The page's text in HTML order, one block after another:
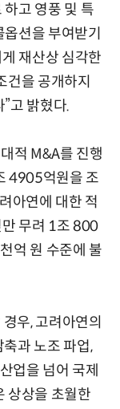
고 영풍 및 특
션을 부여받기
재산상 심각한
건을 공개하지
고 밝혔다.
적 M&A를 진행
4905억원을 조
아연에 대한 적
만 무려 1조 800
억 원 수준에 불
우, 고려아연의
과 노조 파업,
업을 넘어 국제
상상을 초월한